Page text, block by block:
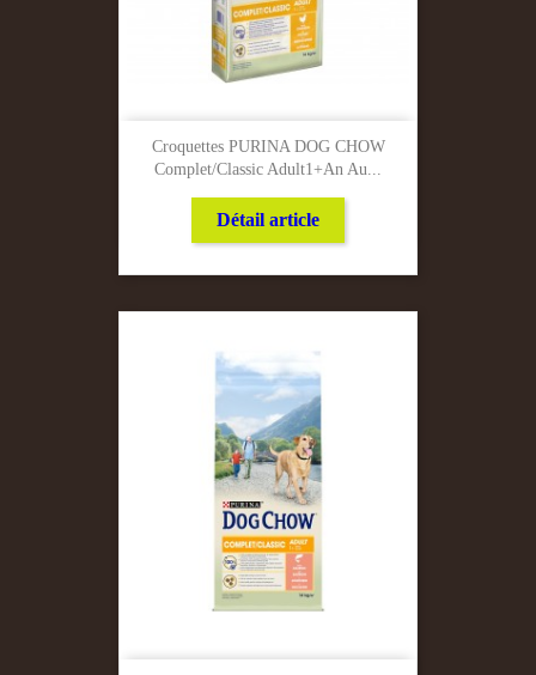
Croquettes PURINA DOG CHOW
Complet/classic Adult1+an Au...
Détail article